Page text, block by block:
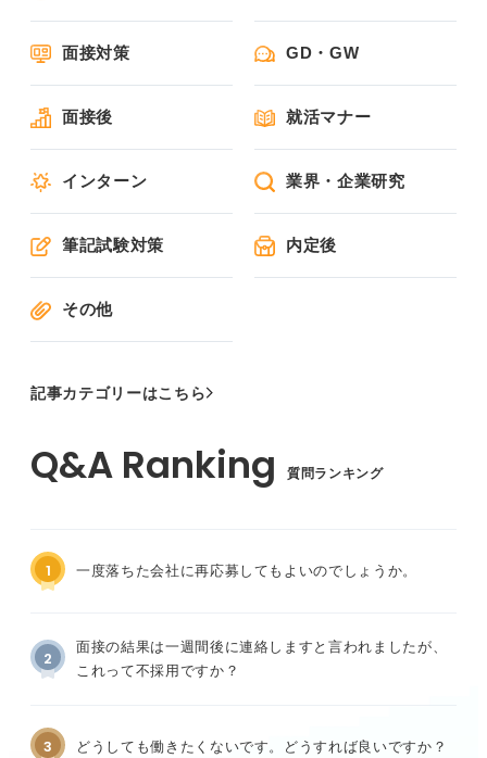
面接対策 GD・GW
面接後 就活マナー
インターン 業界・企業研究
筆記試験対策 内定後
その他
記事カテゴリーはこちら
質問ランキング
1 一度落ちた会社に再応募してもよいのでしょうか。
2
面接の結果は一週間後に連絡しますと言われましたが、
これって不採用ですか？
3 どうしても働きたくないです。どうすれば良いですか？